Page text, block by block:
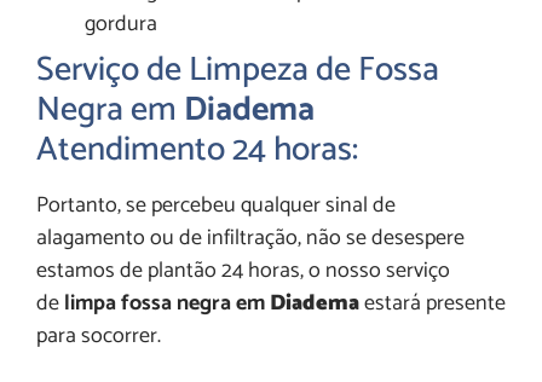
gordura
Serviço de Limpeza de Fossa
Negra em Diadema
Atendimento 24 horas:
Portanto, se percebeu qualquer sinal de
alagamento ou de infiltração, não se desespere
estamos de plantão 24 horas, o nosso serviço
delimpa fossa negra emDiademaestará presente
para socorrer.